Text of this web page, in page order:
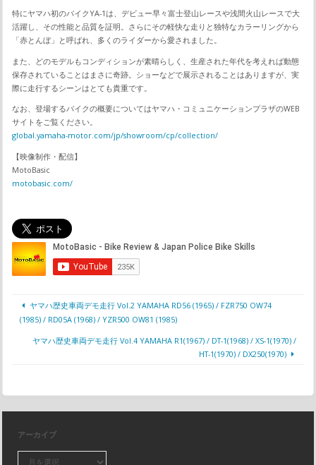
特にヤマハ初のバイクYA-1は、デビュー早々富士登山レースや浅間火山レースで大
活躍し、その性能と品質を証明。さらにその軽快な走りと独特なカラーリングから
「赤とんぼ」と呼ばれ、多くのライダーから愛されました。
また、どのモデルもコンディションが素晴らしく、生産された年代を考えれば動態
保存されていることはまさに奇跡。ショーなどで展示されることはありますが、実
際に走行するシーンはとても貴重です。
なお、登場するバイクの概要についてはヤマハ・コミュニケーションプラザのWEB
サイトをご覧ください。
global.yamaha-motor.com/jp/showroom/cp/collection/
【映像制作・配信】
MotoBasic
motobasic.com/
ヤマハ歴史車両デモ走行 Vol.2 YAMAHA RD56 (1965) / FZR750 OW74
(1985) / RD05A (1968) / YZR500 OW81 (1985)
ヤマハ歴史車両デモ走行 Vol.4 YAMAHA R1(1967) / DT-1(1968) / XS-1(1970) /
HT-1(1970) / DX250(1970)
アーカイブ